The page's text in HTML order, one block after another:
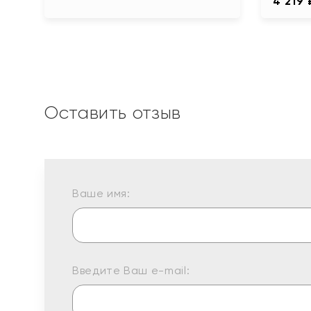
Оставить отзыв
Ваше имя:
Введите Ваш e-mail: